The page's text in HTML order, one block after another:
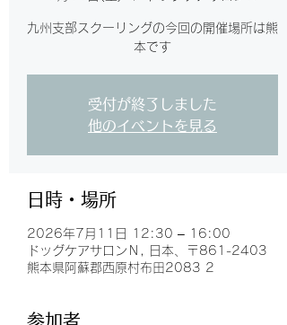
九州支部スクーリングの今回の開催場所は熊
本です
受付が終了しました
他のイベントを見る
日時・場所
2026年7月11日 12:30 – 16:00
ドッグケアサロンＮ, 日本、〒861-2403
熊本県阿蘇郡西原村布田2083 2
参加者